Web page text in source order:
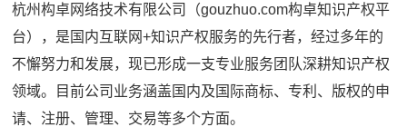
杭州构卓网络技术有限公司（gouzhuo.com构卓知识产权平
台），是国内互联网+知识产权服务的先行者，经过多年的
不懈努力和发展，现已形成一支专业服务团队深耕知识产权
领域。目前公司业务涵盖国内及国际商标、专利、版权的申
请、注册、管理、交易等多个方面。